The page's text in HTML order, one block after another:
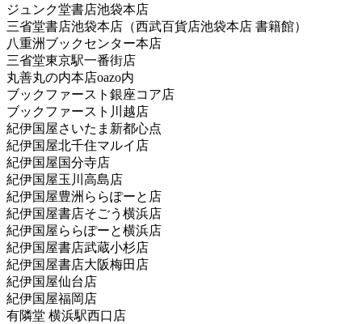
ジュンク堂書店池袋本店
三省堂書店池袋本店（西武百貨店池袋本店 書籍館）
八重洲ブックセンター本店
三省堂東京駅一番街店
丸善丸の内本店oazo内
ブックファースト銀座コア店
ブックファースト川越店
紀伊国屋さいたま新都心点
紀伊国屋北千住マルイ店
紀伊国屋国分寺店
紀伊国屋玉川高島店
紀伊国屋豊洲ららぽーと店
紀伊国屋書店そごう横浜店
紀伊国屋ららぽーと横浜店
紀伊国屋書店武蔵小杉店
紀伊国屋書店大阪梅田店
紀伊国屋仙台店
紀伊国屋福岡店
有隣堂 横浜駅西口店